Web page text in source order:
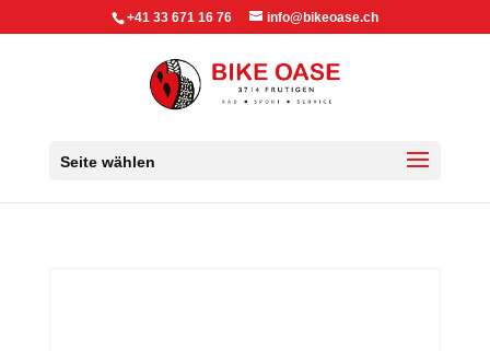
+41 33 671 16 76 info@bikeoase.ch
Seite wählen